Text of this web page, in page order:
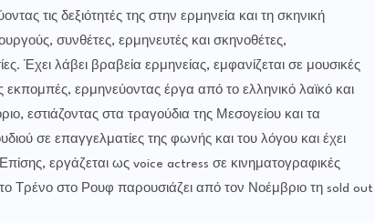
τις δεξιότητές της στην ερμηνεία και τη σκηνική
συνθέτες, ερμηνευτές και σκηνοθέτες,
Έχει λάβει βραβεία ερμηνείας, εμφανίζεται σε μουσικές
εκπομπές, ερμηνεύοντας έργα από το ελληνικό λαϊκό και
εστιάζοντας στα τραγούδια της Μεσογείου και τα
σε επαγγελματίες της φωνής και του λόγου και έχει
εργάζεται ως voice actress σε κινηματογραφικές
το Τρένο στο Ρουφ παρουσιάζει από τον Νοέμβριο τη sold out